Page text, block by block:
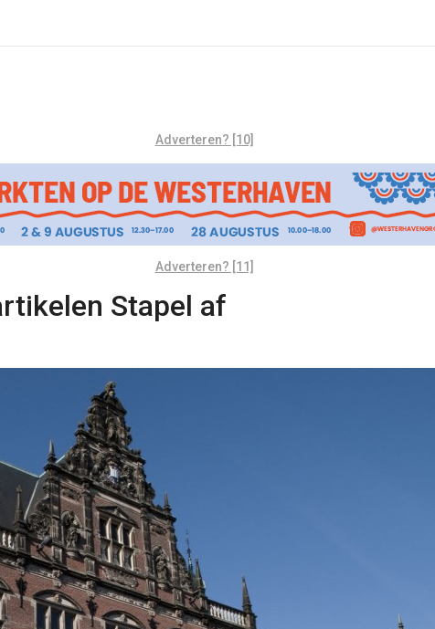
Adverteren? [10]
Adverteren? [11]
Stapel af